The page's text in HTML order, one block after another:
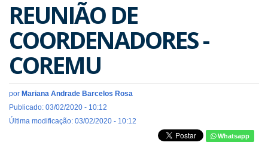
REUNIÃO DE
COORDENADORES -
COREMU
por Mariana Andrade Barcelos Rosa
Publicado: 03/02/2020 - 10:12
Última modificação: 03/02/2020 - 10:12
Whatsapp